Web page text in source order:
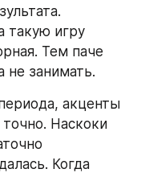
такую игру
Тем паче
не занимать.
акценты
Наскоки
Когда